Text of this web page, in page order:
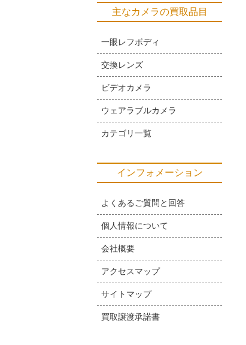
主なカメラの買取品目
一眼レフボディ
交換レンズ
ビデオカメラ
ウェアラブルカメラ
カテゴリ一覧
インフォメーション
よくあるご質問と回答
個人情報について
会社概要
アクセスマップ
サイトマップ
買取譲渡承諾書